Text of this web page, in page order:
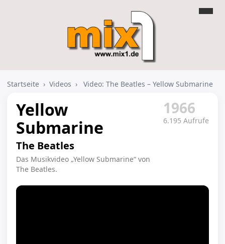
Startseite › Videos › Video: The Beatles – Yellow Submarine
Yellow
Submarine
The Beatles
Das Musikvideo „Yellow Submarine“ von
The Beatles.
1966
6.195 Aufrufe